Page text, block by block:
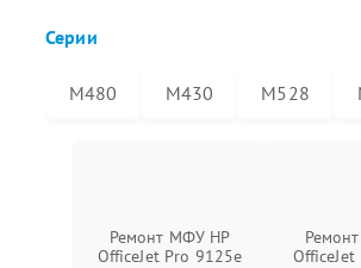
Серии
M480 M430 M528
Ремонт МФУ HP
OfficeJet Pro 9125e